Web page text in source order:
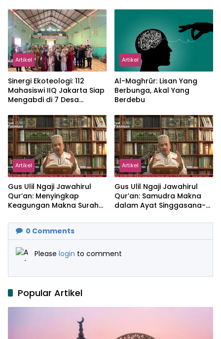
Sukamanah
Artikel
‎Sinergi Ekoteologi: 112
Mahasiswi IIQ Jakarta Siap
Mengabdi di 7 Desa
Artikel
Al-Maghrūr: Lisan Yang
Berbunga, Akal Yang
Berdebu
Artikel
Gus Ulil Ngaji Jawahirul
Qur’an: Menyingkap
Keagungan Makna Surah
Artikel
Gus Ulil Ngaji Jawahirul
Qur’an: Samudra Makna
dalam Ayat Singgasana-
0 Comments
Please login to comment
Popular Artikel